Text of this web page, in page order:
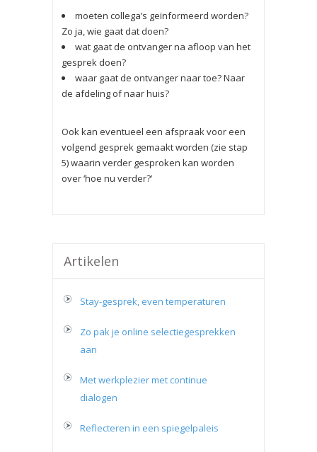
moeten collega’s geïnformeerd worden?
Zo ja, wie gaat dat doen?
wat gaat de ontvanger na afloop van het
gesprek doen?
waar gaat de ontvanger naar toe? Naar
de afdeling of naar huis?
Ook kan eventueel een afspraak voor een
volgend gesprek gemaakt worden (zie stap
5) waarin verder gesproken kan worden
over ‘hoe nu verder?’
Artikelen
Stay-gesprek, even temperaturen
Zo pak je online selectiegesprekken
aan
Met werkplezier met continue
dialogen
Reflecteren in een spiegelpaleis